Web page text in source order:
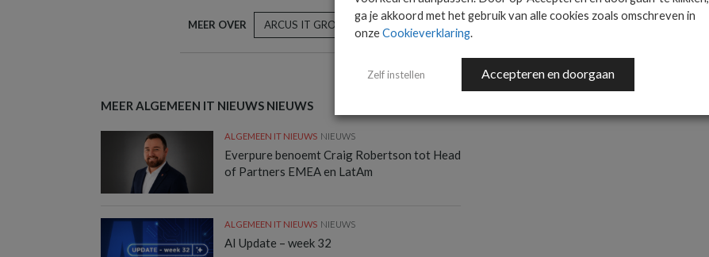
MEER OVER ARCUS IT GROUP INFRADAX
MEER ALGEMEEN IT NIEUWS NIEUWS
ALGEMEEN IT NIEUWS NIEUWS
Everpure benoemt Craig Robertson tot Head
of Partners EMEA en LatAm
ALGEMEEN IT NIEUWS NIEUWS
AI Update – week 32
ga je akkoord met het gebruik van alle cookies zoals omschreven in
onzeCookieverklaring.
Zelf instellen Accepteren en doorgaan